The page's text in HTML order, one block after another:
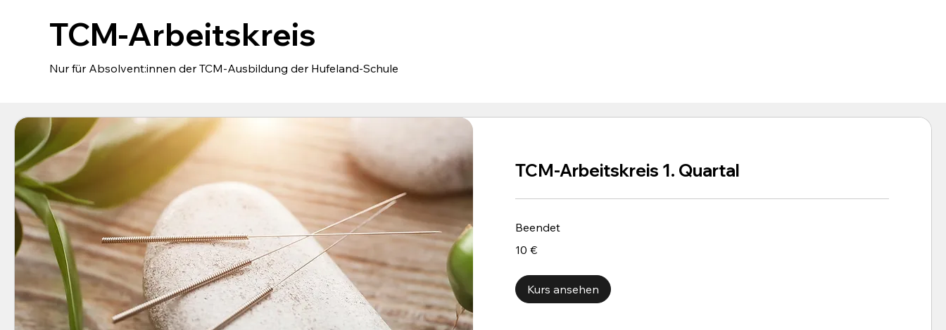
TCM-Arbeitskreis
Nur für Absolvent:innen der TCM-Ausbildung der Hufeland-Schule
TCM-Arbeitskreis 1. Quartal
Beendet
Euro
10 €
Kurs ansehen